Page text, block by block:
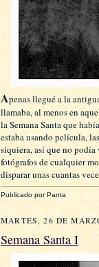
Apenas llegué a la
llamaba, al menos en
la Semana Santa que
estaba usando película,
siquiera, así que no
fotógrafos de cualquier
disparar unas cuantas
Publicado porPanta
MARTES, 26 DE
Semana Santa I